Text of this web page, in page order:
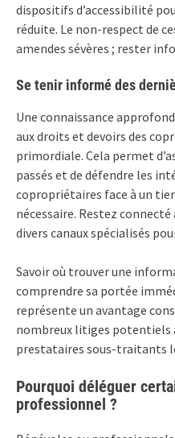
dispositifs d’accessibilité
réduite. Le non-respect de
amendes sévères ; rester
Se tenir informé des
Une connaissance
aux droits et devoirs des
primordiale. Cela permet
passés et de défendre les
copropriétaires face à un
nécessaire. Restez
divers canaux spécialisés
Savoir où trouver une
comprendre sa portée
représente un avantage
nombreux litiges potentiels
prestataires sous-traitants
Pourquoi déléguer
professionnel ?